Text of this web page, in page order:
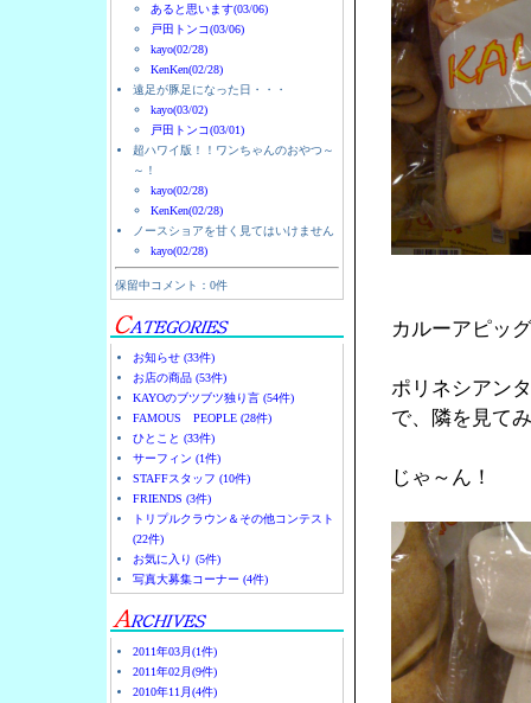
あると思います(03/06)
戸田トンコ(03/06)
kayo(02/28)
KenKen(02/28)
遠足が豚足になった日・・・
kayo(03/02)
戸田トンコ(03/01)
超ハワイ版！！ワンちゃんのおやつ～
～！
kayo(02/28)
KenKen(02/28)
ノースショアを甘く見てはいけません
kayo(02/28)
保留中コメント：0件
お知らせ (33件)
お店の商品 (53件)
KAYOのブツブツ独り言 (54件)
FAMOUS PEOPLE (28件)
ひとこと (33件)
サーフィン (1件)
STAFFスタッフ (10件)
FRIENDS (3件)
トリプルクラウン＆その他コンテスト
(22件)
お気に入り (5件)
写真大募集コーナー (4件)
2011年03月(1件)
2011年02月(9件)
2010年11月(4件)
カルーアピッ
ポリネシアン
で、隣を見て
じゃ～ん！